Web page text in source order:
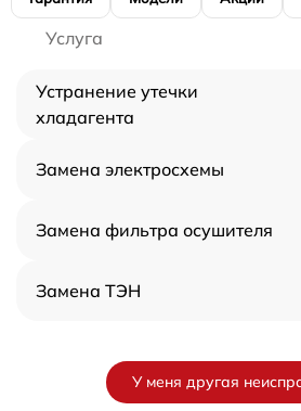
Услуга
Устранение утечки
хладагента
Замена электросхемы
Замена фильтра осушителя
Замена ТЭН
У меня другая